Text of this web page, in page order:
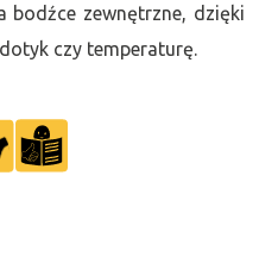
bodźce zewnętrzne, dzięki
czy temperaturę.